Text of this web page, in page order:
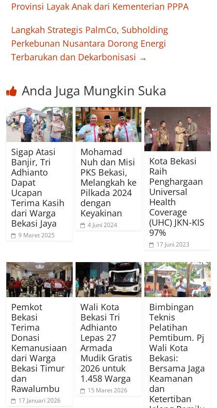
Provinsi Layak Anak dari Kementerian PPPA
Langkah Strategis PalmCo, Subholding
Perkebunan Nusantara Dorong Energi
Terbarukan dan Dekarbonisasi →
Anda Juga Mungkin Suka
Sigap Atasi
Banjir, Tri
Adhianto
Dapat
Ucapan
Terima Kasih
dari Warga
Bekasi Jaya
9 Maret 2025
Mohamad
Nuh dan Misi
PKS Bekasi,
Melangkah ke
Pilkada 2024
dengan
Keyakinan
4 Juni 2024
Kota Bekasi
Raih
Penghargaan
Universal
Health
Coverage
(UHC) JKN-KIS
97%
17 Juni 2023
Pemkot
Bekasi
Terima
Donasi
Kemanusiaan
dari Warga
Bekasi Timur
dan
Rawalumbu
17 Januari 2026
Wali Kota
Bekasi Tri
Adhianto
Lepas 27
Armada
Mudik Gratis
2026 untuk
1.458 Warga
15 Maret 2026
Bimbingan
Teknis
Pelatihan
Pemtibum. Pj
Wali Kota
Bekasi:
Bersama Jaga
Keamanan
dan
Ketertiban